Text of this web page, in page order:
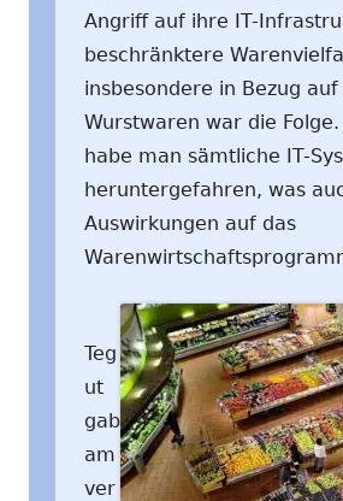
Angriff auf ihre IT-
beschränktere
insbesondere in Bezug auf
Wurstwaren war die Folge.
habe man sämtliche IT-
heruntergefahren, was
Auswirkungen auf das
Teg
ut
gab
am
ver